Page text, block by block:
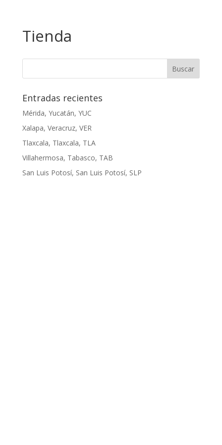
Tienda
Entradas recientes
Mérida, Yucatán, YUC
Xalapa, Veracruz, VER
Tlaxcala, Tlaxcala, TLA
Villahermosa, Tabasco, TAB
San Luis Potosí, San Luis Potosí, SLP